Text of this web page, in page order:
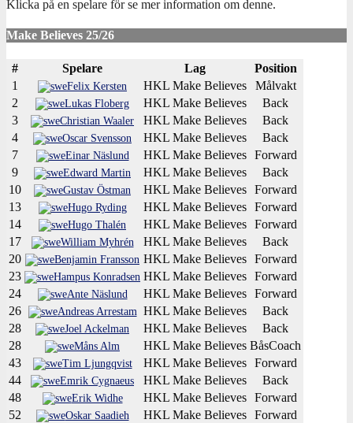
Klicka på en spelare för se mer information om denne.
Make Believes 25/26
# Spelare Lag
Position
1
Felix Kersten HKL Make Believes
Målvakt
2
Lukas Floberg HKL Make Believes
Back
3
Christian Waaler HKL Make Believes
Back
4
Oscar Svensson HKL Make Believes
Back
7
Einar Näslund HKL Make Believes Forward
9
Edward Martin HKL Make Believes
Back
10
Gustav Östman HKL Make Believes Forward
13
Hugo Ryding HKL Make Believes Forward
14
Hugo Thalén HKL Make Believes Forward
17
William Myhrén HKL Make Believes
Back
20
Benjamin Fransson HKL Make Believes Forward
23
Hampus Konradsen HKL Make Believes Forward
24
Ante Näslund HKL Make Believes Forward
26
Andreas Arrestam HKL Make Believes
Back
28
Joel Ackelman HKL Make Believes
Back
28
Måns Alm HKL Make Believes BåsCoach
43
Tim Ljungqvist HKL Make Believes Forward
44
Emrik Cygnaeus HKL Make Believes
Back
48
Erik Widhe HKL Make Believes Forward
52
Oskar Saadieh HKL Make Believes Forward